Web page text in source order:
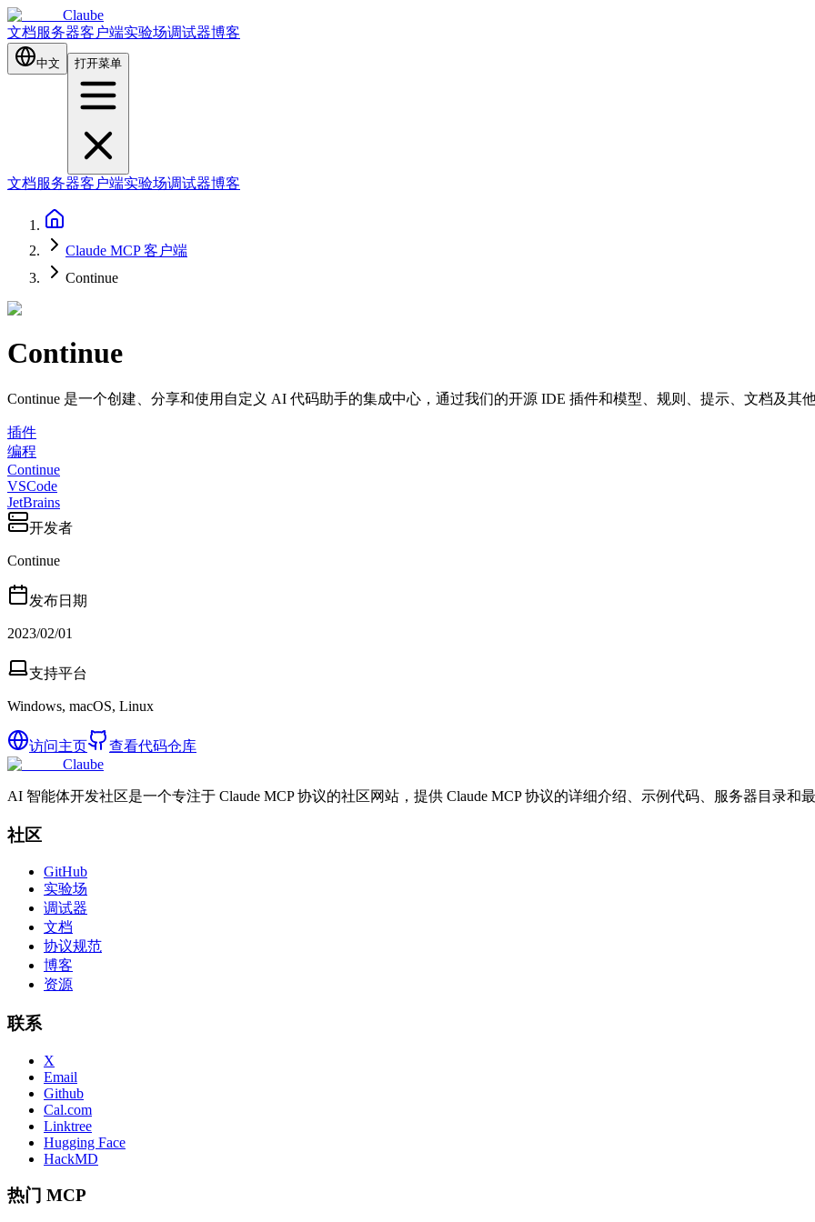
Claube
文档服务器客户端实验场调试器博客
中文 打开菜单
文档服务器客户端实验场调试器博客
Claude MCP 客户端
Continue
Continue
Continue 是一个创建、分享和使用自定义 AI 代码助手的集成中心，通过我们的开源 IDE 插件和模型、规则、提示、文档及其
插件
编程
Continue
VSCode
JetBrains
开发者
Continue
发布日期
2023/02/01
支持平台
Windows, macOS, Linux
访问主页
查看代码仓库
Claube
AI 智能体开发社区是一个专注于 Claude MCP 协议的社区网站，提供 Claude MCP 协议的详细介绍、示例代码、服务器目录和最
社区
GitHub
实验场
调试器
文档
协议规范
博客
资源
联系
X
Email
Github
Cal.com
Linktree
Hugging Face
HackMD
热门 MCP